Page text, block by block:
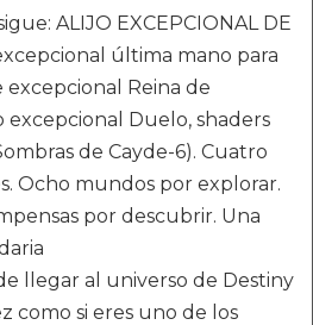
ALIJO EXCEPCIONAL DE
última mano para
excepcional Reina de
excepcional Duelo, shaders
de Cayde-6). Cuatro
Ocho mundos por explorar.
por descubrir. Una
llegar al universo de Destiny
como si eres uno de los